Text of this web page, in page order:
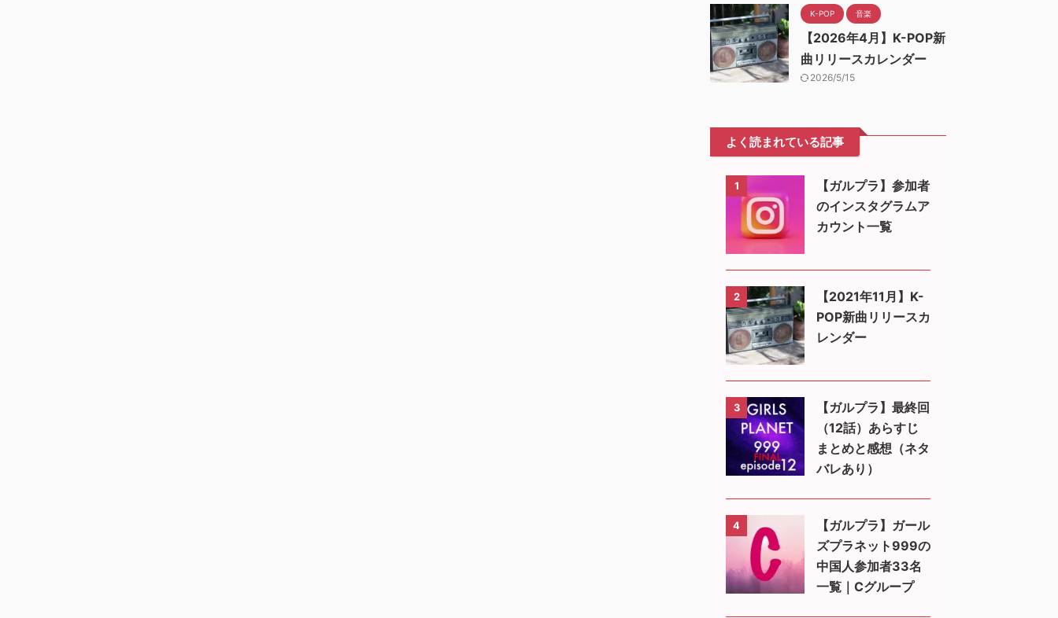
K-POP 音楽
【2026年4月】K-POP新
曲リリースカレンダー
2026/5/15
よく読まれている記事
1
【ガルプラ】参加者
のインスタグラムア
カウント一覧
2
【2021年11月】K-
POP新曲リリースカ
レンダー
3
【ガルプラ】最終回
（12話）あらすじ
まとめと感想（ネタ
バレあり）
4
【ガルプラ】ガール
ズプラネット999の
中国人参加者33名
一覧｜Cグループ